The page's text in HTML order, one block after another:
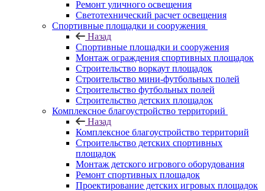
Ремонт уличного освещения
Светотехнический расчет освещения
Спортивные площадки и сооружения
Назад
Спортивные площадки и сооружения
Монтаж ограждения спортивных площадок
Строительство воркаут площадок
Строительство мини-футбольных полей
Строительство футбольных полей
Строительство детских площадок
Комплексное благоустройство территорий
Назад
Комплексное благоустройство территорий
Строительство детских спортивных
площадок
Монтаж детского игрового оборудования
Ремонт спортивных площадок
Проектирование детских игровых площадок